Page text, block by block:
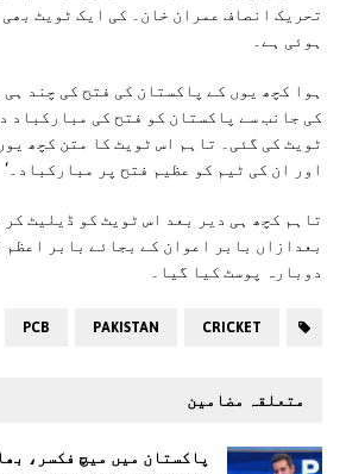
تحریک انصاف عمران خان۔ کی ایک ٹویٹ
ہوئی ہے۔
ہوا کچھ یوں کے پاکستان کی فتح کی چند
کی جانب سے پاکستان کو فتح کی مبارکباد
ٹویٹ کی گئی۔ تاہم اس ٹویٹ کا متن کچھ
اور ان کی ٹیم کو عظیم فتح پر مبارکباد۔‘
تاہم کچھ ہی دیر بعد اس ٹویٹ کو ڈیلیٹ کر
بعدازاں بابر اعوان کے بجائے بابر اعظم
دوبارہ پوسٹ کیا گیا۔
CRICKET
PAKISTAN
PCB
متعلقہ مضامین
پاکستان میں میچ فکسر،